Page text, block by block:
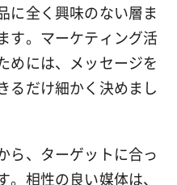
に全く興味のない層ま
す。マーケティング活
めには、メッセージを
るだけ細かく決めまし
ら、ターゲットに合っ
相性の良い媒体は、